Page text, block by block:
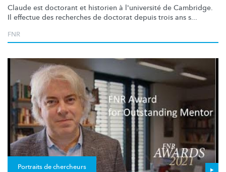
Claude est doctorant et historien à l'université de Cambridge.
Il effectue des recherches de doctorat depuis trois ans s...
FNR
Portraits de chercheurs